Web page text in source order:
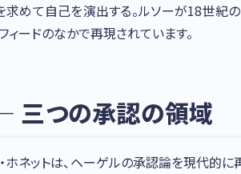
求めて自己を演出する。ルソーが18世紀
ードのなかで再現されています。
三つの承認の領域
ホネットは、ヘーゲルの承認論を現代的